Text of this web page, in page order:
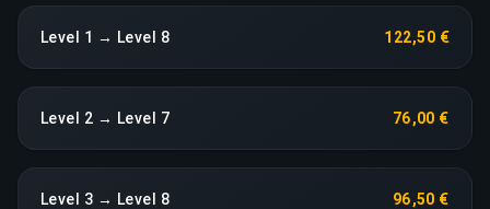
Level 1 → Level 8 122,50 €
Level 2 → Level 7 76,00 €
Level 3 → Level 8 96,50 €